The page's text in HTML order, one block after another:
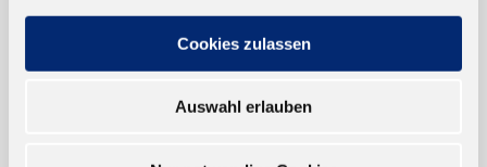
Cookies zulassen
Auswahl erlauben
EINFACH BEZAHLEN